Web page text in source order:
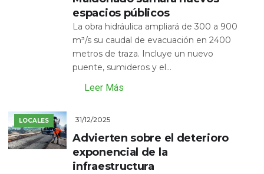
espacios públicos
La obra hidráulica ampliará de 300 a 900
m³/s su caudal de evacuación en 2400
metros de traza. Incluye un nuevo
puente, sumideros y el...
Leer Más
LOCALES 31/12/2025
Advierten sobre el deterioro
exponencial de la
infraestructura